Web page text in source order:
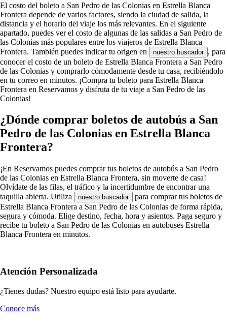
El costo del boleto a San Pedro de las Colonias en Estrella Blanca
Frontera depende de varios factores, siendo la ciudad de salida, la
distancia y el horario del viaje los más relevantes. En el siguiente
apartado, puedes ver el costo de algunas de las salidas a San Pedro de
las Colonias más populares entre los viajeros de Estrella Blanca
Frontera. También puedes indicar tu origen en
nuestro buscador , para
conocer el costo de un boleto de Estrella Blanca Frontera a San Pedro
de las Colonias y comprarlo cómodamente desde tu casa, recibiéndolo
en tu correo en minutos. ¡Compra tu boleto para Estrella Blanca
Frontera en Reservamos y disfruta de tu viaje a San Pedro de las
Colonias!
¿Dónde comprar boletos de autobús a San
Pedro de las Colonias en Estrella Blanca
Frontera?
¡En Reservamos puedes comprar tus boletos de autobús a San Pedro
de las Colonias en Estrella Blanca Frontera, sin moverte de casa!
Olvídate de las filas, el tráfico y la incertidumbre de encontrar una
taquilla abierta. Utiliza
nuestro buscador
para comprar tus boletos de
Estrella Blanca Frontera a San Pedro de las Colonias de forma rápida,
segura y cómoda. Elige destino, fecha, hora y asientos. Paga seguro y
recibe tu boleto a San Pedro de las Colonias en autobuses Estrella
Blanca Frontera en minutos.
Atención Personalizada
¿Tienes dudas? Nuestro equipo está listo para ayudarte.
Conoce más